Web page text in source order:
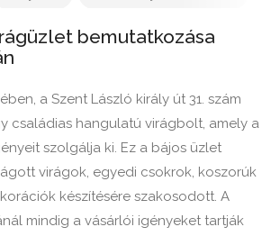
bemutatkozása
a Szent László király út 31. szám
családias hangulatú virágbolt, amely a
szolgálja ki. Ez a bájos üzlet
virágok, egyedi csokrok, koszorúk
készítésére szakosodott. A
mindig a vásárlói igényeket tartják